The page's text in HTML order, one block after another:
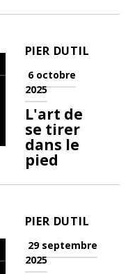
PIER DUTIL
6 octobre
2025
L'art de
se tirer
dans le
pied
PIER DUTIL
29 septembre
2025